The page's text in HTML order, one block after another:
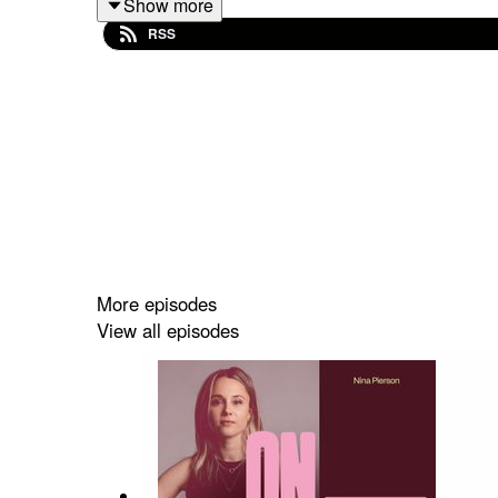
- BoekFAQ Gender
Deze podcast wordt uitgegeven doorGeuren &
Adverteren of samenwerken op deze titel? Mail
RSS
More episodes
View all episodes